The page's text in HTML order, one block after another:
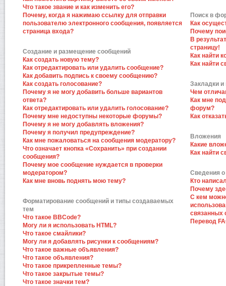
Что такое звание и как изменить его?
Почему, когда я нажимаю ссылку для отправки
пользователю электронного сообщения, появляется
страница входа?
Создание и размещение сообщений
Как создать новую тему?
Как отредактировать или удалить сообщение?
Как добавить подпись к своему сообщению?
Как создать голосование?
Почему я не могу добавить больше вариантов
ответа?
Как отредактировать или удалить голосование?
Почему мне недоступны некоторые форумы?
Почему я не могу добавлять вложения?
Почему я получил предупреждение?
Как мне пожаловаться на сообщения модератору?
Что означает кнопка «Сохранить» при создании
сообщения?
Почему мое сообщение нуждается в проверки
модератором?
Как мне вновь поднять мою тему?
Форматирование сообщений и типы создаваемых
тем
Что такое BBCode?
Могу ли я использовать HTML?
Что такое смайлики?
Могу ли я добавлять рисунки к сообщениям?
Что такое важные объявления?
Что такое объявления?
Что такое прикрепленные темы?
Что такое закрытые темы?
Что такое значки тем?
Поиск в
Как
Почему
В
страницу!
Как найти
Как найти
Закладки и
Чем
Как мне
форум?
Как
Вложения
Какие
Как найти
Сведения о
Кто
Почему
С кем
связанных
Перевод